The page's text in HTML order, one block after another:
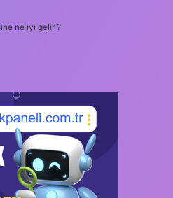
ne iyi gelir ?